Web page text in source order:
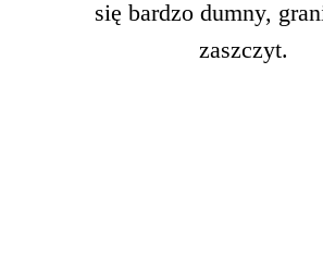
się bardzo dumny,
zaszczyt.